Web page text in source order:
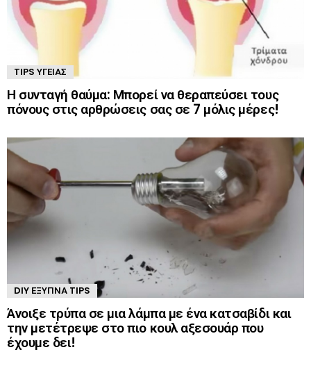
TIPS ΥΓΕΊΑΣ
Η συνταγή θαύμα: Μπορεί να θεραπεύσει τους
πόνους στις αρθρώσεις σας σε 7 μόλις μέρες!
DIY ΈΞΥΠΝΑ TIPS
Άνοιξε τρύπα σε μια λάμπα με ένα κατσαβίδι και
την μετέτρεψε στο πιο κουλ αξεσουάρ που
έχουμε δει!